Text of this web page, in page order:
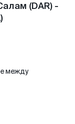
(DAR) -
между